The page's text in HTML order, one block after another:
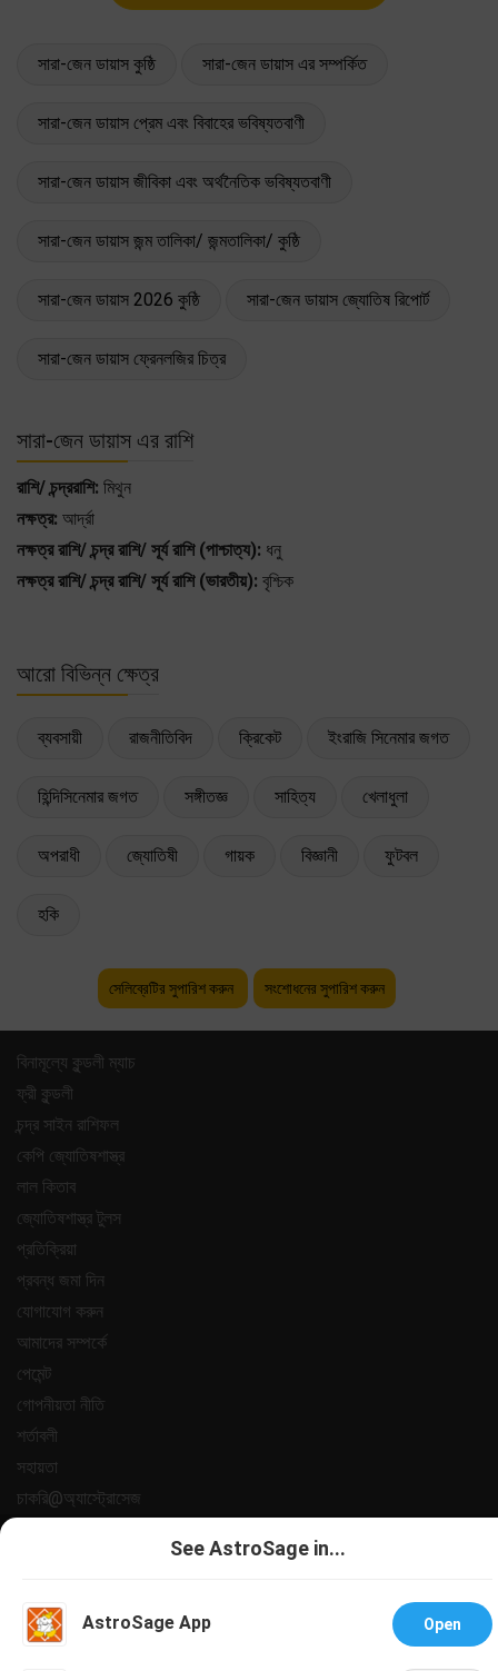
সারা-জেন ডায়াস কুষ্ঠি সারা-জেন ডায়াস এর সম্পর্কিত
সারা-জেন ডায়াস প্রেম এবং বিবাহের ভবিষ্যতবাণী
সারা-জেন ডায়াস জীবিকা এবং অর্থনৈতিক ভবিষ্যতবাণী
সারা-জেন ডায়াস জন্ম তালিকা/ জন্মতালিকা/ কুষ্ঠি
সারা-জেন ডায়াস 2026 কুষ্ঠি সারা-জেন ডায়াস জ্যোতিষ রিপোর্ট
সারা-জেন ডায়াস ফ্রেনলজির চিত্র
সারা-জেন ডায়াস এর রাশি
রাশি/ চন্দ্ররাশি: মিথুন
নক্ষত্র: আর্দ্রা
নক্ষত্র রাশি/ চন্দ্র রাশি/ সূর্য রাশি (পাশ্চাত্য): ধনু
নক্ষত্র রাশি/ চন্দ্র রাশি/ সূর্য রাশি (ভারতীয়): বৃশ্চিক
আরো বিভিন্ন ক্ষেত্র
ব্যবসায়ী রাজনীতিবিদ ক্রিকেট ইংরাজি সিনেমার জগত
হিন্দিসিনেমার জগত সঙ্গীতজ্ঞ সাহিত্য খেলাধুলা
অপরাধী জ্যোতিষী গায়ক বিজ্ঞানী ফুটবল
হকি
সেলিব্রেটির সুপারিশ করুন সংশোধনের সুপারিশ করুন
বিনামূল্যে কুন্ডলী ম্যাচ
ফ্রী কুন্ডলী
চন্দ্র সাইন রাশিফল
কেপি জ্যোতিষশাস্ত্র
লাল কিতাব
জ্যোতিষশাস্ত্র টুলস
প্রতিক্রিয়া
প্রবন্ধ জমা দিন
যোগাযোগ করুন
আমাদের সম্পর্কে
পেমেন্ট
গোপনীয়তা নীতি
শর্তাবলী
সহায়তা
চাকরি@অ্যাস্ট্রোসেজ
All copyrights reserved 2025AstroSage.com
See AstroSage in...
AstroSage App Open